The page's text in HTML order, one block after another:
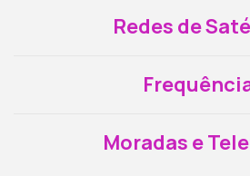
Redes de
Moradas e